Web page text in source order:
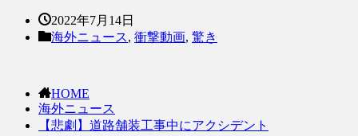
2022年7月14日
海外ニュース, 衝撃動画, 驚き
HOME
海外ニュース
【悲劇】道路舗装工事中にアクシデント